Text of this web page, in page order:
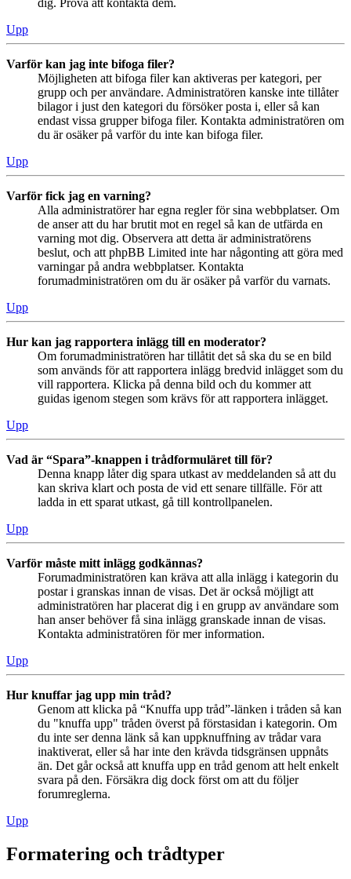
dig. Pröva att kontakta dem.
Upp
Varför kan jag inte bifoga filer?
Möjligheten att bifoga filer kan aktiveras per kategori, per
grupp och per användare. Administratören kanske inte tillåter
bilagor i just den kategori du försöker posta i, eller så kan
endast vissa grupper bifoga filer. Kontakta administratören om
du är osäker på varför du inte kan bifoga filer.
Upp
Varför fick jag en varning?
Alla administratörer har egna regler för sina webbplatser. Om
de anser att du har brutit mot en regel så kan de utfärda en
varning mot dig. Observera att detta är administratörens
beslut, och att phpBB Limited inte har någonting att göra med
varningar på andra webbplatser. Kontakta
forumadministratören om du är osäker på varför du varnats.
Upp
Hur kan jag rapportera inlägg till en moderator?
Om forumadministratören har tillåtit det så ska du se en bild
som används för att rapportera inlägg bredvid inlägget som du
vill rapportera. Klicka på denna bild och du kommer att
guidas igenom stegen som krävs för att rapportera inlägget.
Upp
Vad är “Spara”-knappen i trådformuläret till för?
Denna knapp låter dig spara utkast av meddelanden så att du
kan skriva klart och posta de vid ett senare tillfälle. För att
ladda in ett sparat utkast, gå till kontrollpanelen.
Upp
Varför måste mitt inlägg godkännas?
Forumadministratören kan kräva att alla inlägg i kategorin du
postar i granskas innan de visas. Det är också möjligt att
administratören har placerat dig i en grupp av användare som
han anser behöver få sina inlägg granskade innan de visas.
Kontakta administratören för mer information.
Upp
Hur knuffar jag upp min tråd?
Genom att klicka på “Knuffa upp tråd”-länken i tråden så kan
du "knuffa upp" tråden överst på förstasidan i kategorin. Om
du inte ser denna länk så kan uppknuffning av trådar vara
inaktiverat, eller så har inte den krävda tidsgränsen uppnåts
än. Det går också att knuffa upp en tråd genom att helt enkelt
svara på den. Försäkra dig dock först om att du följer
forumreglerna.
Upp
Formatering och trådtyper